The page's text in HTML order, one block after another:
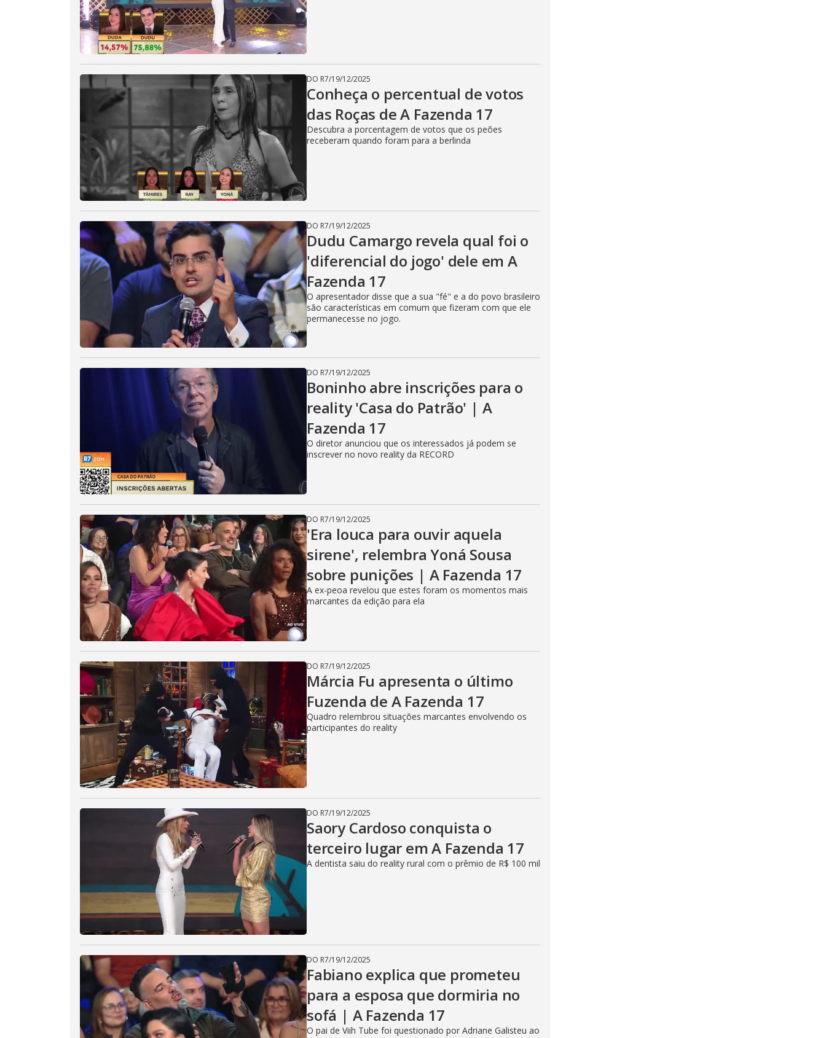
DO R7/19/12/2025
Conheça o percentual de votos
das Roças de A Fazenda 17
Descubra a porcentagem de votos que os peões
receberam quando foram para a berlinda
DO R7/19/12/2025
Dudu Camargo revela qual foi o
'diferencial do jogo' dele em A
Fazenda 17
O apresentador disse que a sua "fé" e a do povo brasileiro
são características em comum que fizeram com que ele
permanecesse no jogo.
DO R7/19/12/2025
Boninho abre inscrições para o
reality 'Casa do Patrão' | A
Fazenda 17
O diretor anunciou que os interessados já podem se
inscrever no novo reality da RECORD
DO R7/19/12/2025
'Era louca para ouvir aquela
sirene', relembra Yoná Sousa
sobre punições | A Fazenda 17
A ex-peoa revelou que estes foram os momentos mais
marcantes da edição para ela
DO R7/19/12/2025
Márcia Fu apresenta o último
Fuzenda de A Fazenda 17
Quadro relembrou situações marcantes envolvendo os
participantes do reality
DO R7/19/12/2025
Saory Cardoso conquista o
terceiro lugar em A Fazenda 17
A dentista saiu do reality rural com o prêmio de R$ 100 mil
DO R7/19/12/2025
Fabiano explica que prometeu
para a esposa que dormiria no
sofá | A Fazenda 17
O pai de Viih Tube foi questionado por Adriane Galisteu ao